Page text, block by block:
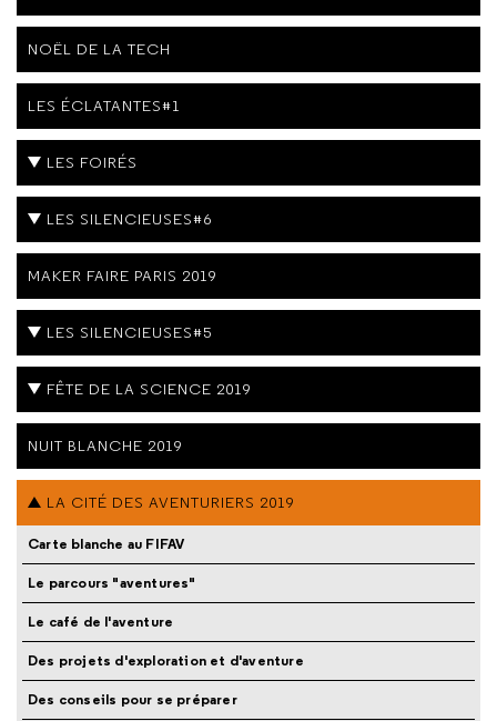
NOËL DE LA TECH
LES ÉCLATANTES#1
LES FOIRÉS
LES SILENCIEUSES#6
MAKER FAIRE PARIS 2019
LES SILENCIEUSES#5
FÊTE DE LA SCIENCE 2019
NUIT BLANCHE 2019
LA CITÉ DES AVENTURIERS 2019
Carte blanche au FIFAV
Le parcours "aventures"
Le café de l'aventure
Des projets d'exploration et d'aventure
Des conseils pour se préparer